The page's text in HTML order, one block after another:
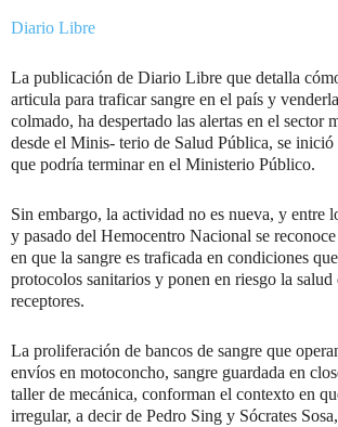
Diario Libre
La publicación de Diario Libre que detalla
articula para traficar sangre en el país y
colmado, ha despertado las alertas en el sector
desde el Minis- terio de Salud Pública, se
que podría terminar en el Ministerio Público.
Sin embargo, la actividad no es nueva, y entre
y pasado del Hemocentro Nacional se
en que la sangre es traficada en condiciones
protocolos sanitarios y ponen en riesgo la salud
receptores.
La proliferación de bancos de sangre que
envíos en motoconcho, sangre guardada en
taller de mecánica, conforman el contexto en
irregular, a decir de Pedro Sing y Sócrates